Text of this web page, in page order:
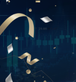
Foreigners